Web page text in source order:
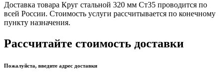
Доставка товара Круг стальной 320 мм Ст35 проводится по
всей России. Стоимость услуги рассчитывается по конечному
пункту назначения.
Рассчитайте стоимость доставки
Пожалуйста, введите адрес доставки